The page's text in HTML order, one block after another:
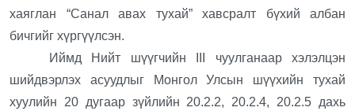
хаяглан “Санал авах тухай” хавсралт бүхий албан
бичгийг хүргүүлсэн.
Иймд Нийт шүүгчийн III чуулганаар хэлэлцэн
шийдвэрлэх асуудлыг Монгол Улсын шүүхийн тухай
хуулийн 20 дугаар зүйлийн 20.2.2, 20.2.4, 20.2.5 дахь